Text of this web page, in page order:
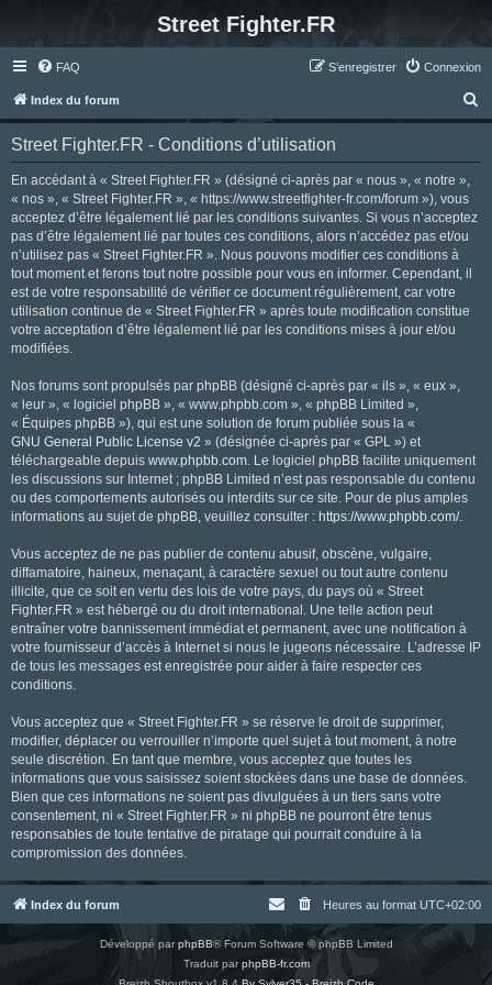
Street Fighter.FR
FAQ Connexion
S’enregistrer
Index du forum
e
Street Fighter.FR - Conditions d’utilisation
En accédant à « Street Fighter.FR » (désigné ci-après par « nous », « notre »,
« nos », « Street Fighter.FR », « https://www.streetfighter-fr.com/forum »), vous
acceptez d’être légalement lié par les conditions suivantes. Si vous n’acceptez
pas d’être légalement lié par toutes ces conditions, alors n’accédez pas et/ou
n’utilisez pas « Street Fighter.FR ». Nous pouvons modifier ces conditions à
tout moment et ferons tout notre possible pour vous en informer. Cependant, il
est de votre responsabilité de vérifier ce document régulièrement, car votre
utilisation continue de « Street Fighter.FR » après toute modification constitue
votre acceptation d’être légalement lié par les conditions mises à jour et/ou
modifiées.
Nos forums sont propulsés par phpBB (désigné ci-après par « ils », « eux »,
« leur », « logiciel phpBB », « www.phpbb.com », « phpBB Limited »,
« Équipes phpBB »), qui est une solution de forum publiée sous la «
GNU General Public License v2 » (désignée ci-après par « GPL ») et
téléchargeable depuis www.phpbb.com. Le logiciel phpBB facilite uniquement
les discussions sur Internet ; phpBB Limited n’est pas responsable du contenu
ou des comportements autorisés ou interdits sur ce site. Pour de plus amples
informations au sujet de phpBB, veuillez consulter : https://www.phpbb.com/.
Vous acceptez de ne pas publier de contenu abusif, obscène, vulgaire,
diffamatoire, haineux, menaçant, à caractère sexuel ou tout autre contenu
illicite, que ce soit en vertu des lois de votre pays, du pays où « Street
Fighter.FR » est hébergé ou du droit international. Une telle action peut
entraîner votre bannissement immédiat et permanent, avec une notification à
votre fournisseur d’accès à Internet si nous le jugeons nécessaire. L’adresse IP
de tous les messages est enregistrée pour aider à faire respecter ces
conditions.
Vous acceptez que « Street Fighter.FR » se réserve le droit de supprimer,
modifier, déplacer ou verrouiller n’importe quel sujet à tout moment, à notre
seule discrétion. En tant que membre, vous acceptez que toutes les
informations que vous saisissez soient stockées dans une base de données.
Bien que ces informations ne soient pas divulguées à un tiers sans votre
consentement, ni « Street Fighter.FR » ni phpBB ne pourront être tenus
responsables de toute tentative de piratage qui pourrait conduire à la
compromission des données.
Index du forum Heures au format UTC+02:00
Développé parphpBB® Forum Software © phpBB Limited
Traduit parphpBB-fr.com